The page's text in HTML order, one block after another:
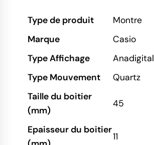
Type de produit
Montre
Marque
Casio
Type Affichage
Anadigital
Type Mouvement
Quartz
Taille du boitier
(mm)
45
Epaisseur du boitier
11